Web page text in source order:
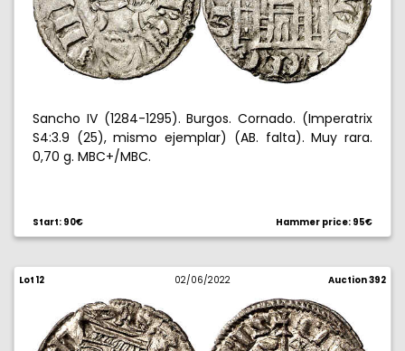
Sancho IV (1284-1295). Burgos. Cornado. (Imperatrix
S4:3.9 (25), mismo ejemplar) (AB. falta). Muy rara.
0,70 g. MBC+/MBC.
Start: 90€ Hammer price: 95€
Lot 12 02/06/2022 Auction 392